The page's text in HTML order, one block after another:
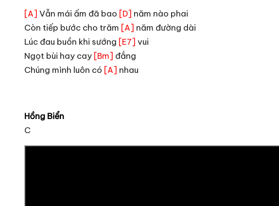
[A] Vẫn mái ấm đã bao [D] năm nào phai
Còn tiếp bước cho trăm [A] năm đường dài
Lúc đau buồn khi sướng [E7] vui
Ngọt bùi hay cay [Bm] đắng
Chúng mình luôn có [A] nhau
Hồng Biển
C